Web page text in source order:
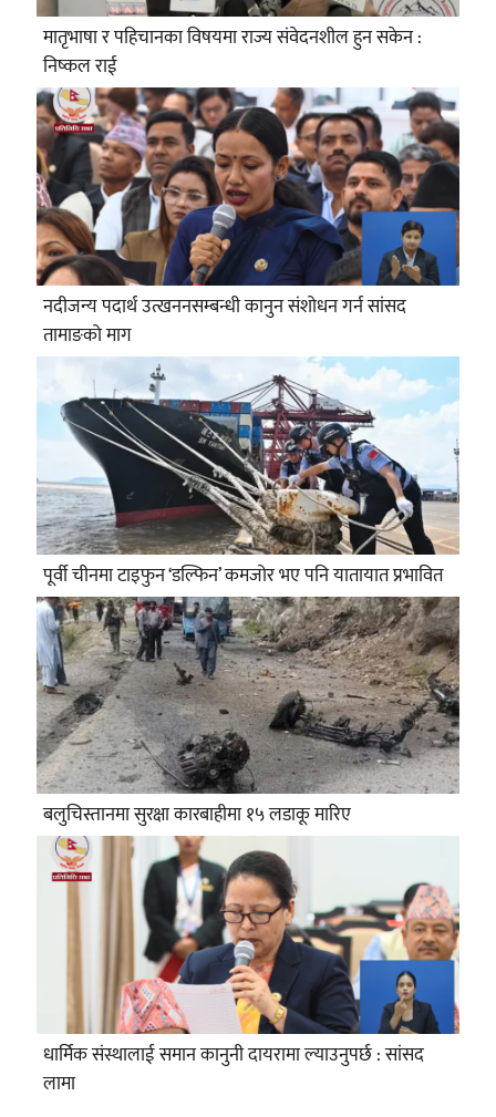
मातृभाषा र पहिचानका विषयमा राज्य संवेदनशील हुन सकेन :
निष्कल राई
नदीजन्य पदार्थ उत्खननसम्बन्धी कानुन संशोधन गर्न सांसद
तामाङको माग
पूर्वी चीनमा टाइफुन ‘डल्फिन’ कमजोर भए पनि यातायात प्रभावित
बलुचिस्तानमा सुरक्षा कारबाहीमा १५ लडाकू मारिए
धार्मिक संस्थालाई समान कानुनी दायरामा ल्याउनुपर्छ : सांसद
लामा